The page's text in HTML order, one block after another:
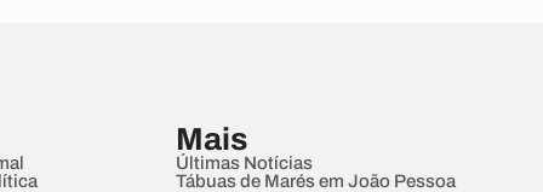
Mais
Últimas Notícias
Tábuas de Marés em João Pessoa